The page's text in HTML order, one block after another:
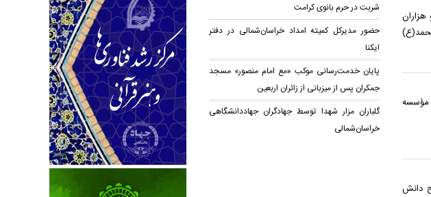
انس با قرآن و هزاران
و محمد(ع)
مؤسسه
دانش
شربت در حرم بانوی کرامت
حضور مدیرکل کمیته امداد خراسان‌شمالی در دفتر
ایکنا
پایان خدمت‌رسانی موکب «مع امام منصور» مسجد
جمکران پس از میزبانی از زائران اربعین
گلباران مزار شهدا توسط جهادگران جهاد‌دانشگاهی
خراسان‌شمالی